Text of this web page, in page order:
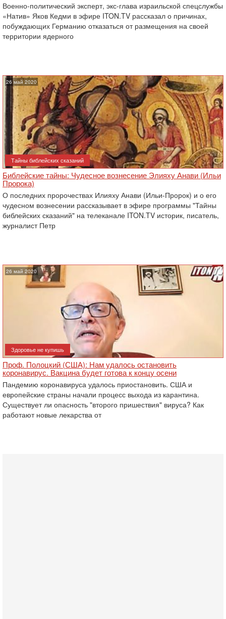
Военно-политический эксперт, экс-глава израильской спецслужбы
«Натив» Яков Кедми в эфире ITON.TV рассказал о причинах,
побуждающих Германию отказаться от размещения на своей
территории ядерного
26 май 2020
Тайны библейских сказаний
Библейские тайны: Чудесное вознесение Элияху Анави (Ильи
Пророка)
О последних пророчествах Илияху Анави (Ильи-Пророк) и о его
чудесном вознесении рассказывает в эфире программы "Тайны
библейских сказаний" на телеканале ITON.TV историк, писатель,
журналист Петр
26 май 2020
Здоровье не купишь
Проф. Полоцкий (США): Нам удалось остановить
коронавирус. Вакцина будет готова к концу осени
Пандемию коронавируса удалось приостановить. США и
европейские страны начали процесс выхода из карантина.
Существует ли опасность "второго пришествия" вируса? Как
работают новые лекарства от